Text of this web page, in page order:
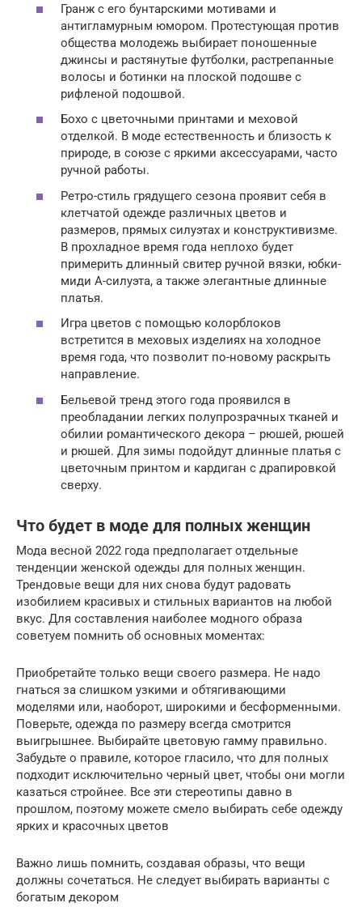
Гранж с его бунтарскими мотивами и
антигламурным юмором. Протестующая против
общества молодежь выбирает поношенные
джинсы и растянутые футболки, растрепанные
волосы и ботинки на плоской подошве с
рифленой подошвой.
Бохо с цветочными принтами и меховой
отделкой. В моде естественность и близость к
природе, в союзе с яркими аксессуарами, часто
ручной работы.
Ретро-стиль грядущего сезона проявит себя в
клетчатой ​​одежде различных цветов и
размеров, прямых силуэтах и ​​конструктивизме.
В прохладное время года неплохо будет
примерить длинный свитер ручной вязки, юбки-
миди А-силуэта, а также элегантные длинные
платья.
Игра цветов с помощью колорблоков
встретится в меховых изделиях на холодное
время года, что позволит по-новому раскрыть
направление.
Бельевой тренд этого года проявился в
преобладании легких полупрозрачных тканей и
обилии романтического декора – рюшей, рюшей
и рюшей. Для зимы подойдут длинные платья с
цветочным принтом и кардиган с драпировкой
сверху.
Что будет в моде для полных женщин
Мода весной 2022 года предполагает отдельные
тенденции женской одежды для полных женщин.
Трендовые вещи для них снова будут радовать
изобилием красивых и стильных вариантов на любой
вкус. Для составления наиболее модного образа
советуем помнить об основных моментах:
Приобретайте только вещи своего размера. Не надо
гнаться за слишком узкими и обтягивающими
моделями или, наоборот, широкими и бесформенными.
Поверьте, одежда по размеру всегда смотрится
выигрышнее. Выбирайте цветовую гамму правильно.
Забудьте о правиле, которое гласило, что для полных
подходит исключительно черный цвет, чтобы они могли
казаться стройнее. Все эти стереотипы давно в
прошлом, поэтому можете смело выбирать себе одежду
ярких и красочных цветов
Важно лишь помнить, создавая образы, что вещи
должны сочетаться. Не следует выбирать варианты с
богатым декором